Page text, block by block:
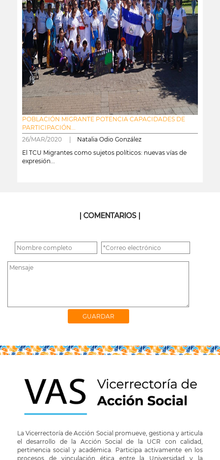
POBLACIÓN MIGRANTE POTENCIA CAPACIDADES DE
PARTICIPACIÓN...
26/MAR/2020 | Natalia Odio González
El TCU Migrantes como sujetos políticos: nuevas vías de
expresión...
| COMENTARIOS |
La Vicerrectoría de Acción Social promueve, gestiona y articula
el desarrollo de la Acción Social de la UCR con calidad,
pertinencia social y académica. Participa activamente en los
procesos de vinculación ética entre la Universidad y la